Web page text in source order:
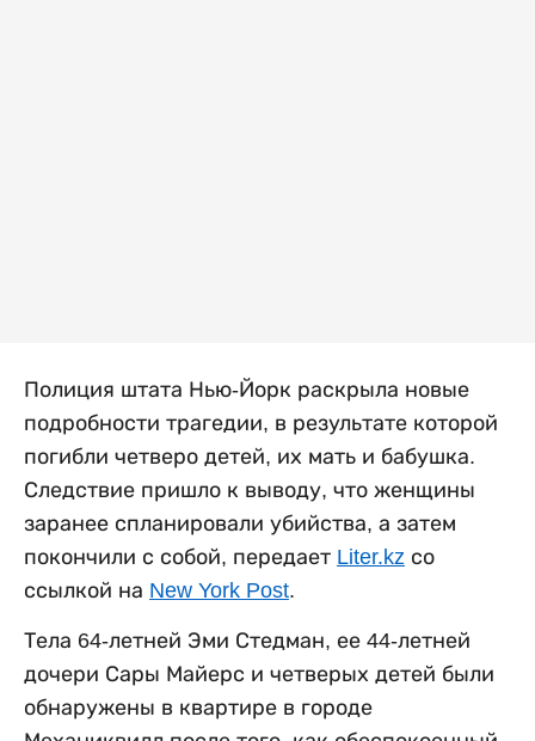
Полиция штата Нью-Йорк раскрыла новые
подробности трагедии, в результате которой
погибли четверо детей, их мать и бабушка.
Следствие пришло к выводу, что женщины
заранее спланировали убийства, а затем
покончили с собой, передает Liter.kz со
ссылкой на New York Post.
Тела 64-летней Эми Стедман, ее 44-летней
дочери Сары Майерс и четверых детей были
обнаружены в квартире в городе